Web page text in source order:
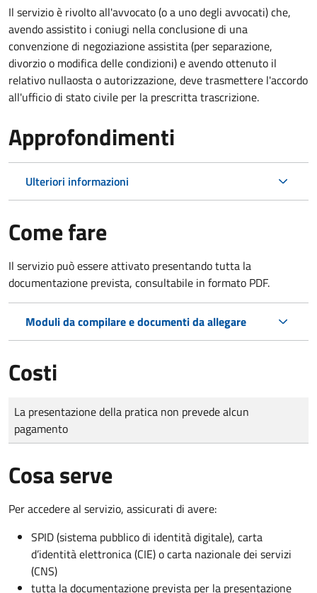
Il servizio è rivolto all'avvocato (o a uno degli avvocati) che,
avendo assistito i coniugi nella conclusione di una
convenzione di negoziazione assistita (per separazione,
divorzio o modifica delle condizioni) e avendo ottenuto il
relativo nullaosta o autorizzazione, deve trasmettere l'accordo
all'ufficio di stato civile per la prescritta trascrizione.
Approfondimenti
Ulteriori informazioni
Come fare
Il servizio può essere attivato presentando tutta la
documentazione prevista, consultabile in formato PDF.
Moduli da compilare e documenti da allegare
Costi
Tipo di pagamento
Importo
La presentazione della pratica non prevede alcun
pagamento
Cosa serve
Per accedere al servizio, assicurati di avere:
SPID (sistema pubblico di identità digitale), carta
d’identità elettronica (CIE) o carta nazionale dei servizi
(CNS)
tutta la documentazione prevista per la presentazione